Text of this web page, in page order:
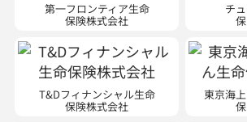
第一フロンティア生命
保険株式会社
チ
T&Dフィナンシャル生命
保険株式会社
東京海